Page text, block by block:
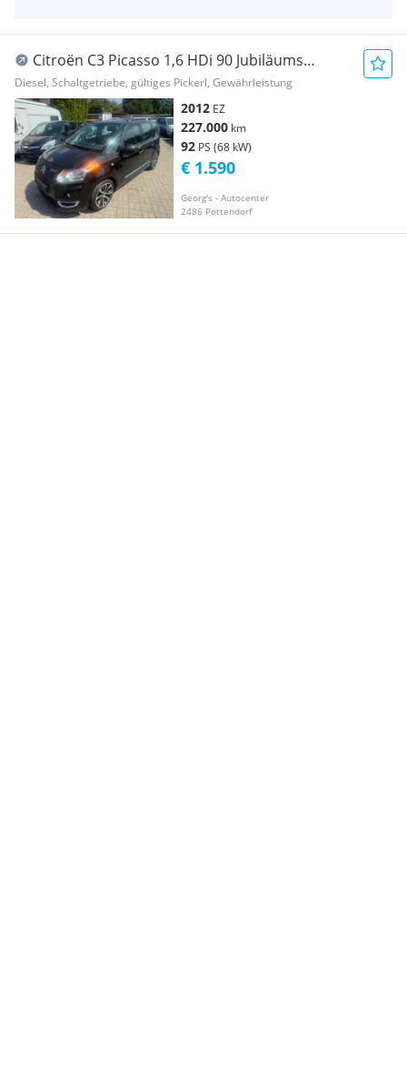
Citroën C3 Picasso 1,6 HDi 90 Jubiläums
Collection
Diesel, Schaltgetriebe, gültiges Pickerl, Gewährleistung
2012 EZ
227.000 km
92 PS (68 kW)
Georg's - Autocenter
2486 Pottendorf
€ 1.590